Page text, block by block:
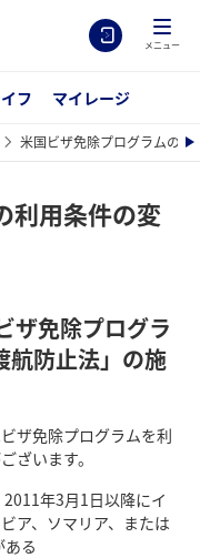
メニュー
フ マイレージ
米国ビザ免除プログラムの利
利用条件の変
ザ免除プログラ
航防止法」の施
ザ免除プログラムを利
ざいます。
年3月1日以降にイ
ア、ソマリア、または
る